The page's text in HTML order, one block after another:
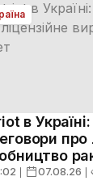
в Україні:
про
❘ 07.08.26 ❘